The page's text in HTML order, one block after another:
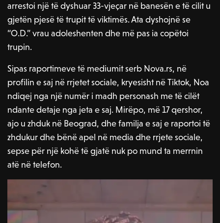
arrestoi një të dyshuar 33-vjeçar në banesën e të cilit u
gjetën pjesë të trupit të viktimës. Ata dyshojnë se
“O.D.” vrau adoleshenten dhe më pas ia copëtoi
trupin.
Sipas raportimeve të mediumit serb Nova.rs, në
profilin e saj në rrjetet sociale, kryesisht në Tiktok, Noa
ndiqej nga një numër i madh personash me të cilët
ndante detaje nga jeta e saj. Mirëpo, më 17 qershor,
ajo u zhduk në Beograd, dhe familja e saj e raportoi të
zhdukur dhe bënë apel në media dhe rrjete sociale,
sepse për një kohë të gjatë nuk po mund ta merrnin
atë në telefon.